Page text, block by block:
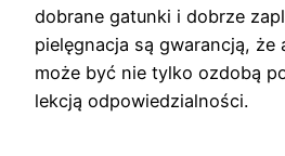
dobrane gatunki i dobrze
pielęgnacja są gwarancją, że
może być nie tylko ozdobą
lekcją odpowiedzialności.